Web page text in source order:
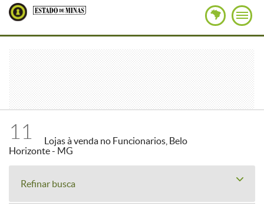
11
Lojas à venda no Funcionarios, Belo
Horizonte - MG
Refinar busca